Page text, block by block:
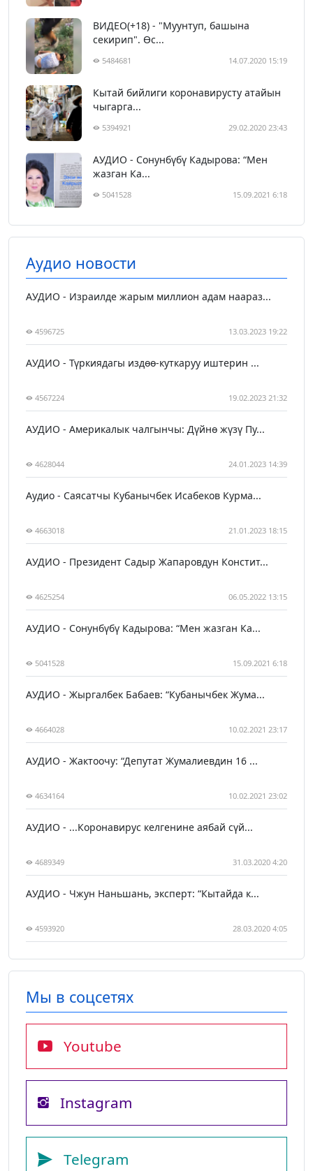
ВИДЕО(+18) - "Муунтуп, башына
секирип". Өс...
5484681 14.07.2020 15:19
Кытай бийлиги коронавирусту атайын
чыгарга...
5394921 29.02.2020 23:43
АУДИО - Сонунбүбү Кадырова: “Мен
жазган Ка...
5041528 15.09.2021 6:18
Аудио новости
АУДИО - Израилде жарым миллион адам наараз...
4596725 13.03.2023 19:22
АУДИО - Түркиядагы издөө-куткаруу иштерин ...
4567224 19.02.2023 21:32
АУДИО - Америкалык чалгынчы: Дүйнө жүзү Пу...
4628044 24.01.2023 14:39
Аудио - Саясатчы Кубанычбек Исабеков Курма...
4663018 21.01.2023 18:15
АУДИО - Президент Садыр Жапаровдун Констит...
4625254 06.05.2022 13:15
АУДИО - Сонунбүбү Кадырова: “Мен жазган Ка...
5041528 15.09.2021 6:18
АУДИО - Жыргалбек Бабаев: “Кубанычбек Жума...
4664028 10.02.2021 23:17
АУДИО - Жактоочу: “Депутат Жумалиевдин 16 ...
4634164 10.02.2021 23:02
АУДИО - ...Коронавирус келгенине аябай сүй...
4689349 31.03.2020 4:20
АУДИО - Чжун Наньшань, эксперт: “Кытайда к...
4593920 28.03.2020 4:05
Мы в соцсетях
Youtube
Instagram
Telegram